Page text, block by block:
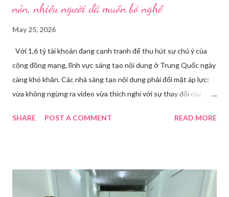
nôn, nhiều người đã muốn bỏ nghề
May 25, 2026
Với 1,6 tỷ tài khoản đang cạnh tranh để thu hút sự chú ý của
cộng đồng mạng, lĩnh vực sáng tạo nội dung ở Trung Quốc ngày
càng khó khăn. Các nhà sáng tạo nội dung phải đối mặt áp lực:
vừa không ngừng ra video vừa thích nghi với sự thay đổi của các
Huawei tại Hội nghị Di động Thế giới tại Thượng Hải năm 2021.
thay đồ. Chỉ trong vài phút, phòng khách được sắp xếp lại. Hai
đèn chiếu ngược sáng bật lên. Một chiếc điện thoại được gắn cố
SHARE POST A COMMENT READ MORE